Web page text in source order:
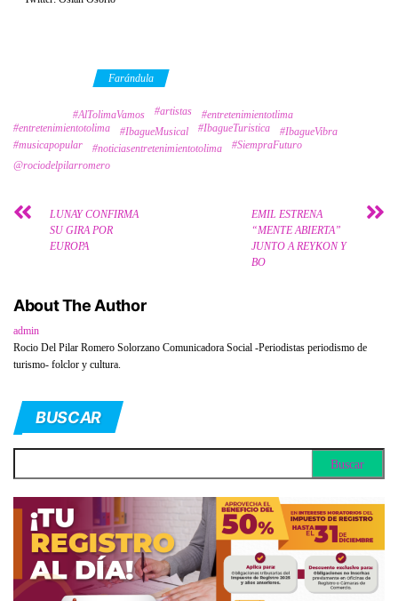
Farándula
#AlTolimaVamos #artistas
#entretenimientotlima
#entretenimientotolima
#IbagueMusical #IbagueTuristica
#IbagueVibra
#musicapopular
#noticiasentretenimientotolima
#SiempraFuturo
@rociodelpilarromero
LUNAY CONFIRMA
SU GIRA POR
EUROPA
EMIL ESTRENA
“MENTE ABIERTA”
JUNTO A REYKON Y
BO
About The Author
admin
Rocio Del Pilar Romero Solorzano Comunicadora Social -Periodistas periodismo de
turismo- folclor y cultura.
BUSCAR